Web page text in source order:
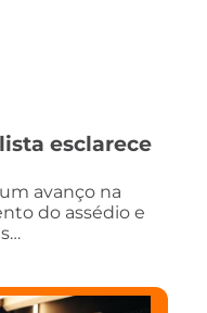
esclarece
avanço na
do assédio e